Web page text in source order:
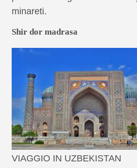
minareti.
Shir dor madrasa
VIAGGIO IN UZBEKISTAN